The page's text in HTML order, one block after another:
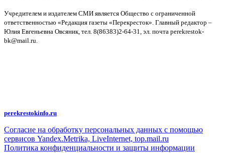
Учредителем и издателем СМИ является Общество с ограниченной
ответственностью «Редакция газеты «Перекресток». Главный редактор –
Юлия Евгеньевна Овсяник, тел. 8(86383)2-64-31, эл. почта perekrestok-
bk@mail.ru.
perekrestokinfo.ru
Согласие на обработку персональных данных с помощью
сервисов Yandex.Metrika, LiveInternet, top.mail.ru
Политика конфиденциальности и защиты информации